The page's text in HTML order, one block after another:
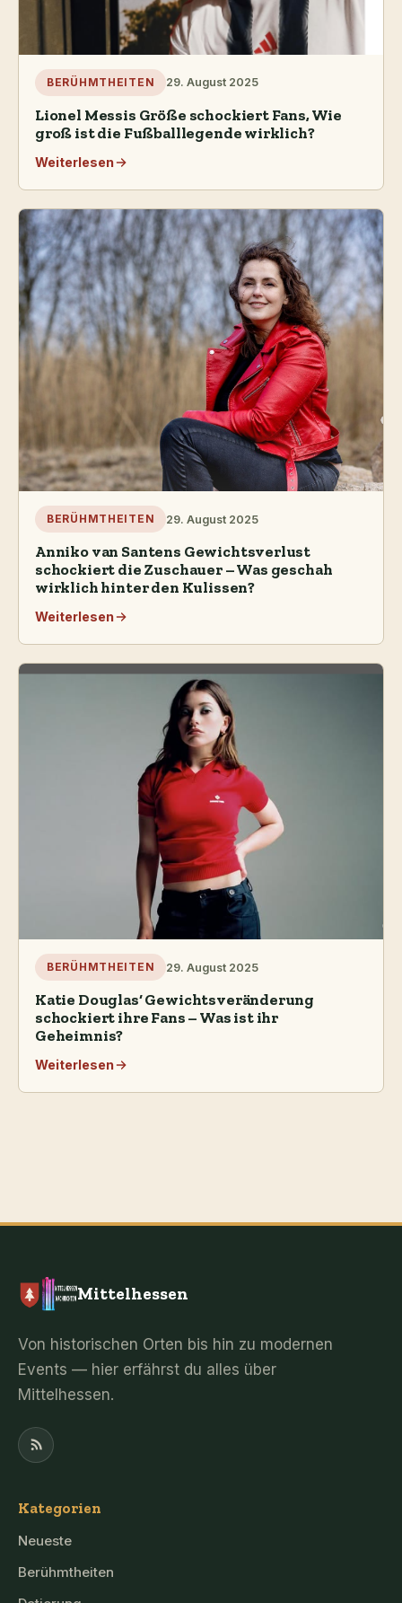
BERÜHMTHEITEN 29. August 2025
Lionel Messis Größe schockiert Fans, Wie
groß ist die Fußballlegende wirklich?
Weiterlesen
BERÜHMTHEITEN 29. August 2025
Anniko van Santens Gewichtsverlust
schockiert die Zuschauer – Was geschah
wirklich hinter den Kulissen?
Weiterlesen
BERÜHMTHEITEN 29. August 2025
Katie Douglas‘ Gewichtsveränderung
schockiert ihre Fans – Was ist ihr
Geheimnis?
Weiterlesen
Mittelhessen
Von historischen Orten bis hin zu modernen
Events — hier erfährst du alles über
Mittelhessen.
Kategorien
Neueste
Berühmtheiten